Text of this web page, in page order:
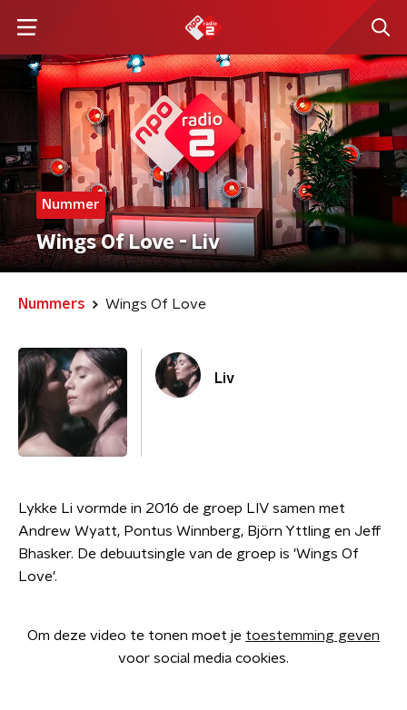
Nummer
Wings Of Love - Liv
Nummers Wings Of Love
Liv
Lykke Li vormde in 2016 de groep LIV samen met
Andrew Wyatt, Pontus Winnberg, Björn Yttling en Jeff
Bhasker. De debuutsingle van de groep is 'Wings Of
Love'.
Om deze video te tonen moet je toestemming geven
voor social media cookies.